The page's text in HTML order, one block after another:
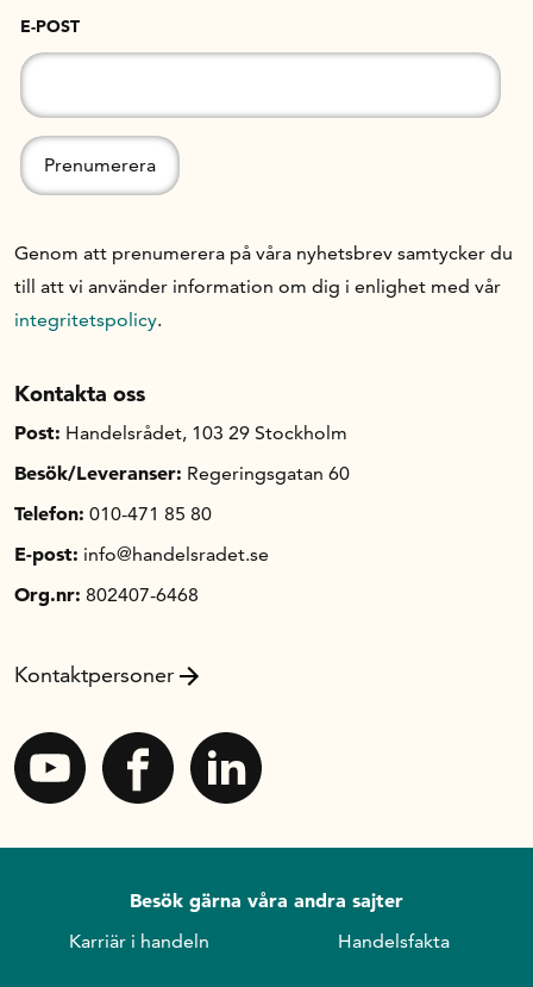
Handelsfakta.se
In English
E-POST
Genom att prenumerera på våra nyhetsbrev samtycker du
till att vi använder information om dig i enlighet med vår
integritetspolicy.
Kontakta oss
Post: Handelsrådet, 103 29 Stockholm
Besök/Leveranser: Regeringsgatan 60
Telefon: 010-471 85 80
E-post: info@handelsradet.se
Org.nr: 802407-6468
Kontaktpersoner
Besök gärna våra andra sajter
Karriär i handeln Handelsfakta